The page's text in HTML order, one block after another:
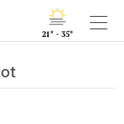
21° - 35°